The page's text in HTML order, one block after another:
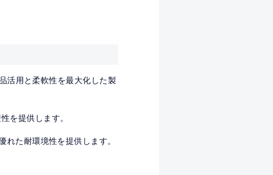
活用と柔軟性を最大化した製
を提供します。
た耐環境性を提供します。